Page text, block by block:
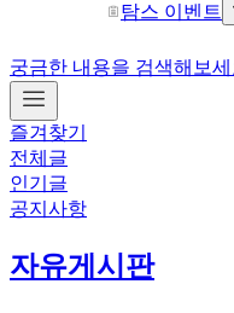
탐스 이벤트
궁금한 내용을 검색해보세
즐겨찾기
전체글
인기글
공지사항
자유게시판